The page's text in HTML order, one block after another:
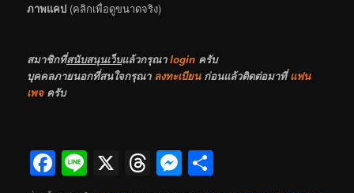
ภาพแคป (คลิกเพื่อดูขนาดจริง)
สมาชิกที่สนับสนุนเว็บแล้วกรุณาlogin ครับ
บุคคลภายนอกที่สนใจกรุณา ลงทะเบียนก่อนแล้วติดต่อมาที่แฟน
เพจครับ
Facebook
Line
X Threads
Messenger